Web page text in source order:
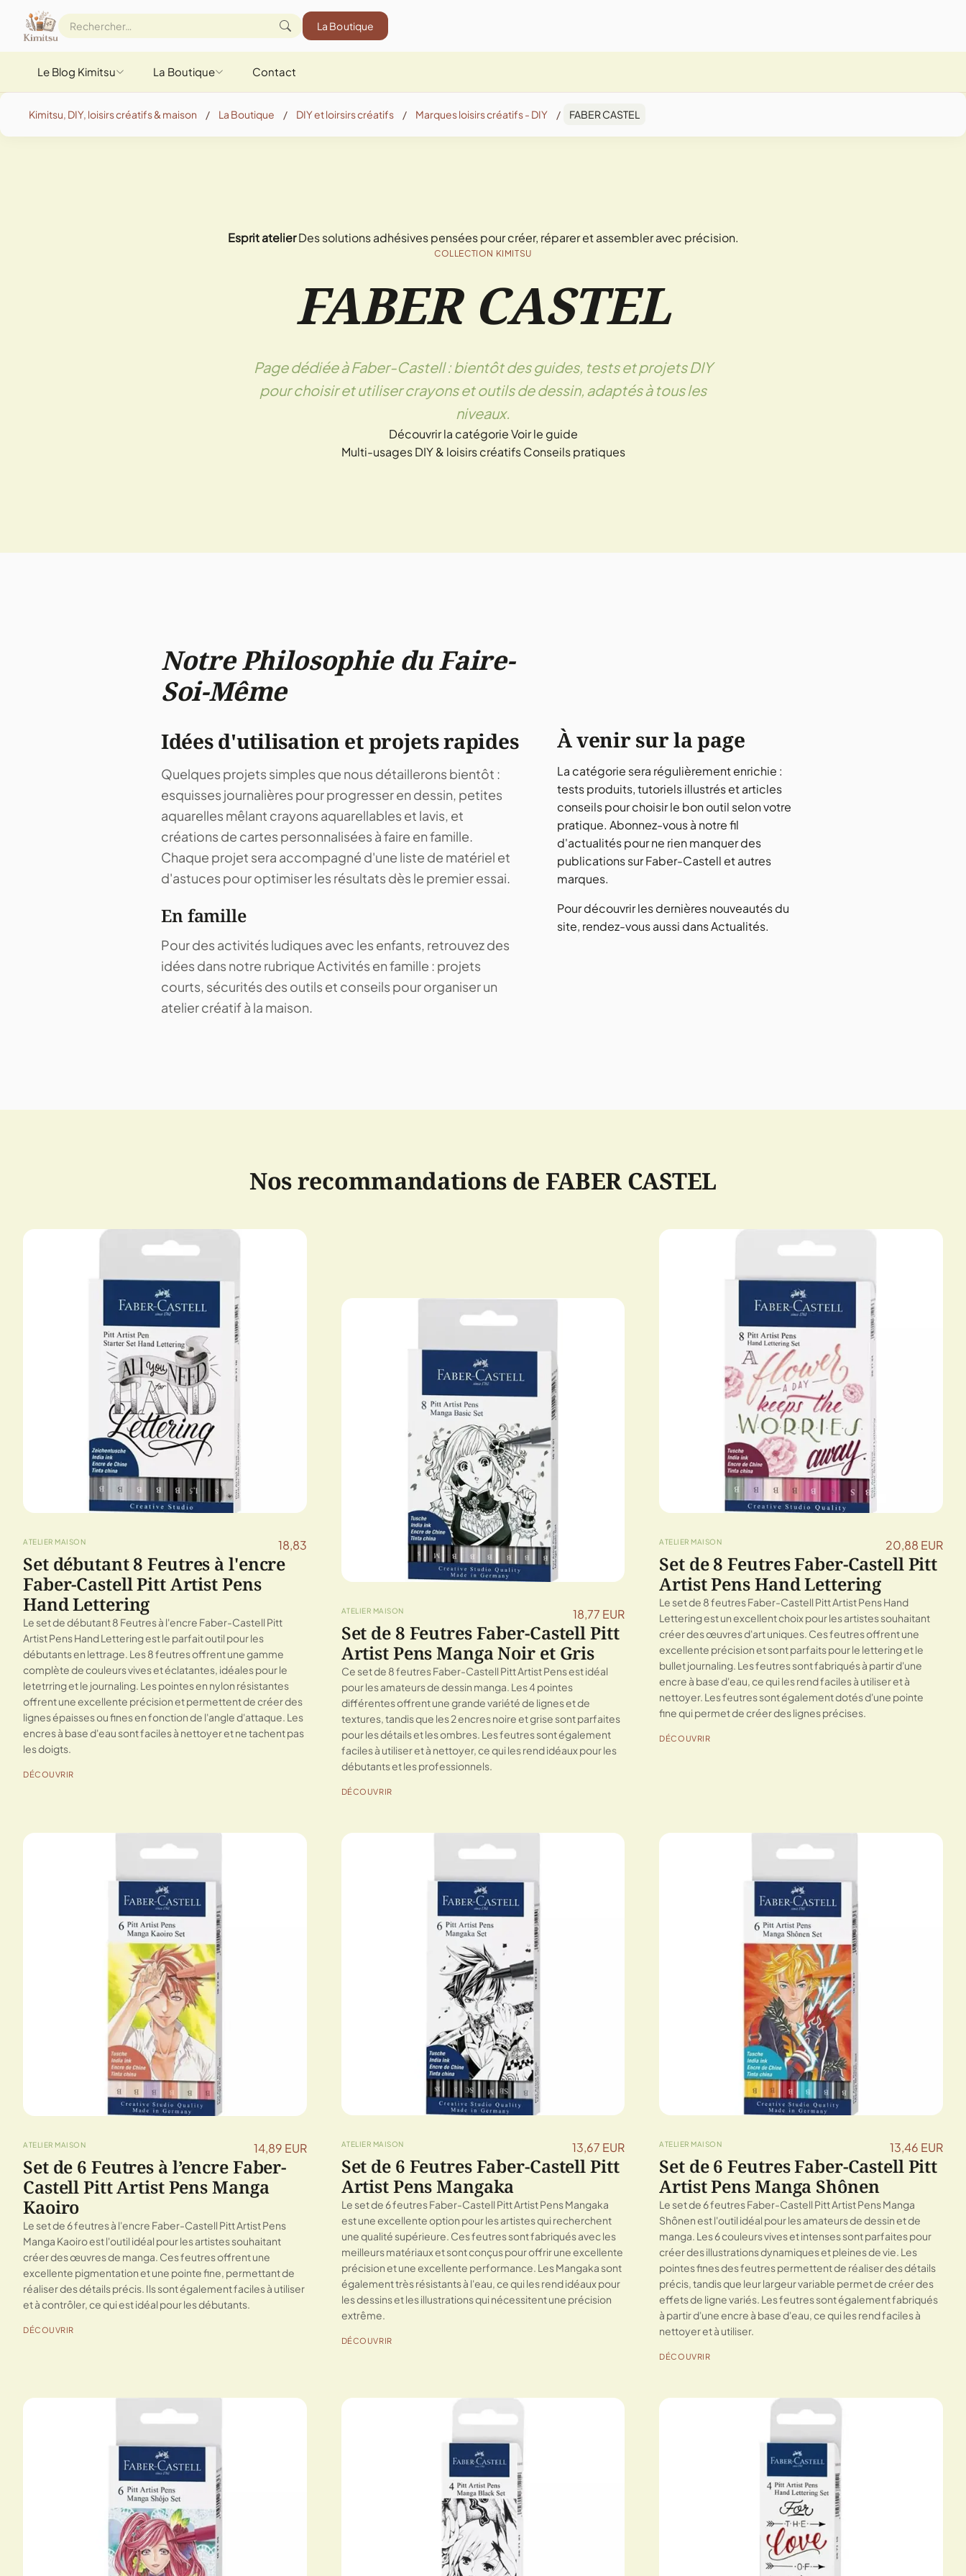
La Boutique
Le Blog Kimitsu La Boutique Contact
Kimitsu, DIY, loisirs créatifs & maison / La Boutique / DIY et loirsirs créatifs / Marques loisirs créatifs - DIY / FABER CASTEL
Esprit atelier Des solutions adhésives pensées pour créer, réparer et assembler avec précision.
COLLECTION KIMITSU
FABER CASTEL
Page dédiée à Faber-Castell : bientôt des guides, tests et projets DIY
pour choisir et utiliser crayons et outils de dessin, adaptés à tous les
niveaux.
Découvrir la catégorieVoir le guide
Multi-usages DIY & loisirs créatifs Conseils pratiques
Notre Philosophie du Faire-
Soi-Même
Idées d'utilisation et projets rapides
Quelques projets simples que nous détaillerons bientôt :
esquisses journalières pour progresser en dessin, petites
aquarelles mêlant crayons aquarellables et lavis, et
créations de cartes personnalisées à faire en famille.
Chaque projet sera accompagné d'une liste de matériel et
d'astuces pour optimiser les résultats dès le premier essai.
En famille
Pour des activités ludiques avec les enfants, retrouvez des
idées dans notre rubriqueActivités en famille : projets
courts, sécurités des outils et conseils pour organiser un
atelier créatif à la maison.
À venir sur la page
La catégorie sera régulièrement enrichie :
tests produits, tutoriels illustrés et articles
conseils pour choisir le bon outil selon votre
pratique. Abonnez-vous à notre fil
d'actualités pour ne rien manquer des
publications sur Faber-Castell et autres
marques.
Pour découvrir les dernières nouveautés du
site, rendez-vous aussi dansActualités.
Nos recommandations de FABER CASTEL
ATELIER MAISON 18,83
Set débutant 8 Feutres à l'encre
Faber-Castell Pitt Artist Pens
Hand Lettering
Le set de débutant 8 Feutres à l'encre Faber-Castell Pitt
Artist Pens Hand Lettering est le parfait outil pour les
débutants en lettrage. Les 8 feutres offrent une gamme
complète de couleurs vives et éclatantes, idéales pour le
letetrring et le journaling. Les pointes en nylon résistantes
offrent une excellente précision et permettent de créer des
lignes épaisses ou fines en fonction de l'angle d'attaque. Les
encres à base d'eau sont faciles à nettoyer et ne tachent pas
les doigts.
DÉCOUVRIR
ATELIER MAISON 18,77 EUR
Set de 8 Feutres Faber-Castell Pitt
Artist Pens Manga Noir et Gris
Ce set de 8 feutres Faber-Castell Pitt Artist Pens est idéal
pour les amateurs de dessin manga. Les 4 pointes
différentes offrent une grande variété de lignes et de
textures, tandis que les 2 encres noire et grise sont parfaites
pour les détails et les ombres. Les feutres sont également
faciles à utiliser et à nettoyer, ce qui les rend idéaux pour les
débutants et les professionnels.
DÉCOUVRIR
ATELIER MAISON 20,88 EUR
Set de 8 Feutres Faber-Castell Pitt
Artist Pens Hand Lettering
Le set de 8 feutres Faber-Castell Pitt Artist Pens Hand
Lettering est un excellent choix pour les artistes souhaitant
créer des œuvres d'art uniques. Ces feutres offrent une
excellente précision et sont parfaits pour le lettering et le
bullet journaling. Les feutres sont fabriqués à partir d'une
encre à base d'eau, ce qui les rend faciles à utiliser et à
nettoyer. Les feutres sont également dotés d'une pointe
fine qui permet de créer des lignes précises.
DÉCOUVRIR
ATELIER MAISON 14,89 EUR
Set de 6 Feutres à l’encre Faber-
Castell Pitt Artist Pens Manga
Kaoiro
Le set de 6 feutres à l'encre Faber-Castell Pitt Artist Pens
Manga Kaoiro est l'outil idéal pour les artistes souhaitant
créer des œuvres de manga. Ces feutres offrent une
excellente pigmentation et une pointe fine, permettant de
réaliser des détails précis. Ils sont également faciles à utiliser
et à contrôler, ce qui est idéal pour les débutants.
DÉCOUVRIR
ATELIER MAISON 13,67 EUR
Set de 6 Feutres Faber-Castell Pitt
Artist Pens Mangaka
Le set de 6 feutres Faber-Castell Pitt Artist Pens Mangaka
est une excellente option pour les artistes qui recherchent
une qualité supérieure. Ces feutres sont fabriqués avec les
meilleurs matériaux et sont conçus pour offrir une excellente
précision et une excellente performance. Les Mangaka sont
également très résistants à l'eau, ce qui les rend idéaux pour
les dessins et les illustrations qui nécessitent une précision
extrême.
DÉCOUVRIR
ATELIER MAISON 13,46 EUR
Set de 6 Feutres Faber-Castell Pitt
Artist Pens Manga Shônen
Le set de 6 feutres Faber-Castell Pitt Artist Pens Manga
Shônen est l'outil idéal pour les amateurs de dessin et de
manga. Les 6 couleurs vives et intenses sont parfaites pour
créer des illustrations dynamiques et pleines de vie. Les
pointes fines des feutres permettent de réaliser des détails
précis, tandis que leur largeur variable permet de créer des
effets de ligne variés. Les feutres sont également fabriqués
à partir d'une encre à base d'eau, ce qui les rend faciles à
nettoyer et à utiliser.
DÉCOUVRIR